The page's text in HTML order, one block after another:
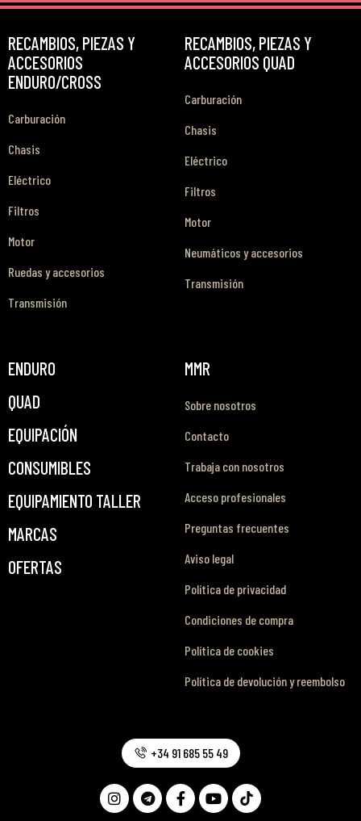
RECAMBIOS, PIEZAS Y
ACCESORIOS
ENDURO/CROSS
Carburación
Chasis
Eléctrico
Filtros
Motor
Ruedas y accesorios
Transmisión
RECAMBIOS, PIEZAS Y
ACCESORIOS QUAD
Carburación
Chasis
Eléctrico
Filtros
Motor
Neumáticos y accesorios
Transmisión
ENDURO
QUAD
EQUIPACIÓN
CONSUMIBLES
EQUIPAMIENTO TALLER
MARCAS
OFERTAS
MMR
Sobre nosotros
Contacto
Trabaja con nosotros
Acceso profesionales
Preguntas frecuentes
Aviso legal
Política de privacidad
Condiciones de compra
Política de cookies
Política de devolución y reembolso
+34 91 685 55 49